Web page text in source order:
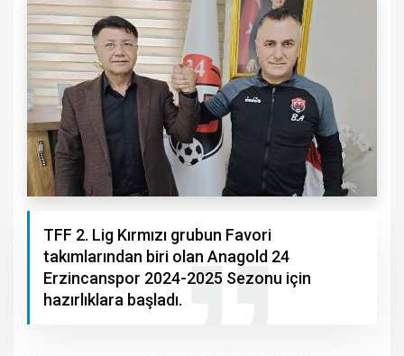
TFF 2. Lig Kırmızı grubun Favori
takımlarından biri olan Anagold 24
Erzincanspor 2024-2025 Sezonu için
hazırlıklara başladı.